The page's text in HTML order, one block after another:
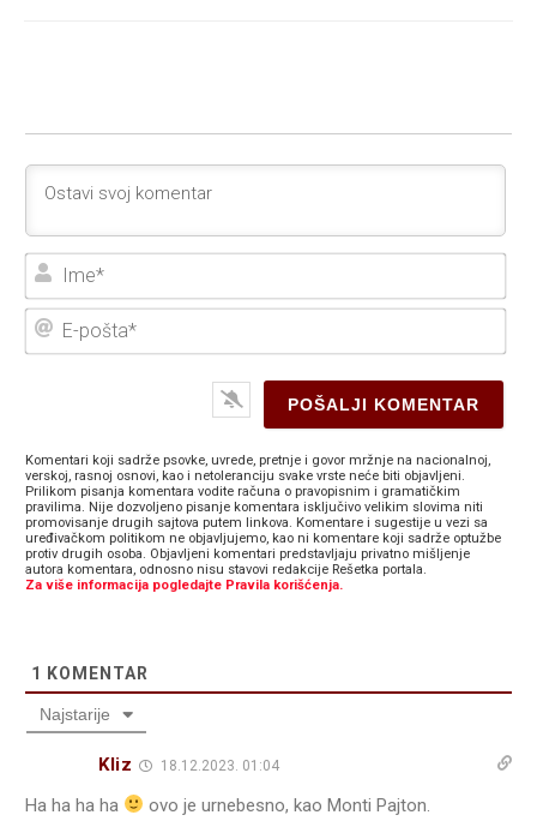
E-
Komentari koji sadrže psovke, uvrede, pretnje i govor mržnje na nacionalnoj,
verskoj, rasnoj osnovi, kao i netoleranciju svake vrste neće biti objavljeni.
Prilikom pisanja komentara vodite računa o pravopisnim i gramatičkim
pravilima. Nije dozvoljeno pisanje komentara isključivo velikim slovima niti
promovisanje drugih sajtova putem linkova. Komentare i sugestije u vezi sa
uređivačkom politikom ne objavljujemo, kao ni komentare koji sadrže optužbe
protiv drugih osoba. Objavljeni komentari predstavljaju privatno mišljenje
autora komentara, odnosno nisu stavovi redakcije Rešetka portala.
Za više informacija pogledajte Pravila korišćenja.
1 KOMENTAR
Najstarije
Kliz 18.12.2023. 01:04
Ha ha ha ha
ovo je urnebesno, kao Monti Pajton.